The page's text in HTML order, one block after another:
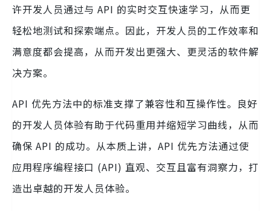
许开发人员通过与 API 的实时交互快速学习，从而更
轻松地测试和探索端点。因此，开发人员的工作效率和
满意度都会提高，从而开发出更强大、更灵活的软件解
决方案。
API 优先方法中的标准支撑了兼容性和互操作性。良好
的开发人员体验有助于代码重用并缩短学习曲线，从而
确保 API 的成功。从本质上讲，API 优先方法通过使
应用程序编程接口 (API) 直观、交互且富有洞察力，打
造出卓越的开发人员体验。